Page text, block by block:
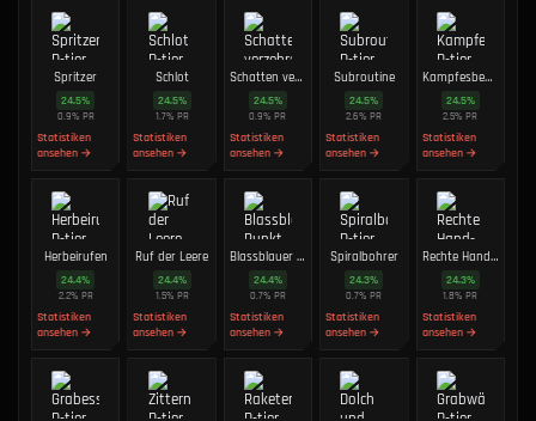
Spritzer
24.5%
0.9% PR
Statistiken
ansehen →
Schlot
24.5%
1.7% PR
Statistiken
ansehen →
Schatten verzehren
24.5%
0.9%PR
Statistiken
ansehen →
Subroutine
24.5%
2.6%PR
Statistiken
ansehen →
Kampfesbeute
24.5%
2.5%PR
Statistiken
ansehen →
Herbeirufen
24.4%
2.2% PR
Statistiken
ansehen →
Ruf der Leere
24.4%
1.5% PR
Statistiken
ansehen →
Blassblauer Punkt
24.4%
0.7% PR
Statistiken
ansehen →
Spiralbohrer
24.3%
0.7%PR
Statistiken
ansehen →
Rechte Hand-Hand
24.3%
1.8%PR
Statistiken
ansehen →